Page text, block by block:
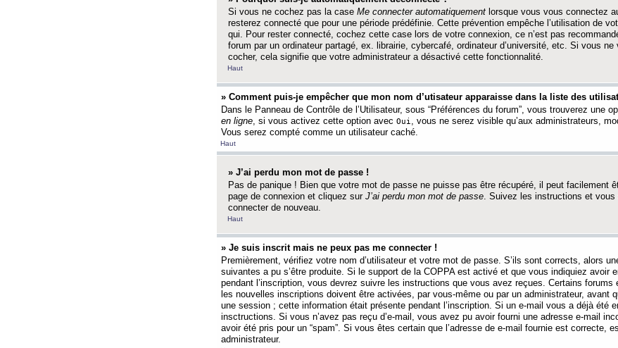
Si vous ne cochez pas la case Me connecter automatiquement lorsque vous vous connectez
resterez connecté que pour une période prédéfinie. Cette prévention empêche l’utilisation de
qui. Pour rester connecté, cochez cette case lors de votre connexion, ce n’est pas
forum par un ordinateur partagé, ex. librairie, cybercafé, ordinateur d’université, etc. Si vous
cocher, cela signifie que votre administrateur a désactivé cette fonctionnalité.
Haut
» Comment puis-je empêcher que mon nom d’utisateur apparaisse dans la liste des
Dans le Panneau de Contrôle de l’Utilisateur, sous “Préférences du forum”, vous trouverez une
en ligne, si vous activez cette option avec Oui , vous ne serez visible qu’aux administrateurs,
Vous serez compté comme un utilisateur caché.
Haut
» J’ai perdu mon mot de passe !
Pas de panique ! Bien que votre mot de passe ne puisse pas être récupéré, il peut facilement
page de connexion et cliquez sur J’ai perdu mon mot de passe. Suivez les instructions et vous
connecter de nouveau.
Haut
» Je suis inscrit mais ne peux pas me connecter !
Premièrement, vérifiez votre nom d’utilisateur et votre mot de passe. S’ils sont corrects, alors
suivantes a pu s’être produite. Si le support de la COPPA est activé et que vous indiquiez avoir
pendant l’inscription, vous devrez suivre les instructions que vous avez reçues. Certains forums
les nouvelles inscriptions doivent être activées, par vous-même ou par un administrateur, avant
une session ; cette information était présente pendant l’inscription. Si un e-mail vous a déjà été
insctructions. Si vous n’avez pas reçu d’e-mail, vous avez pu avoir fourni une adresse e-mail
avoir été pris pour un “spam”. Si vous êtes certain que l’adresse de e-mail fournie est correcte,
administrateur.